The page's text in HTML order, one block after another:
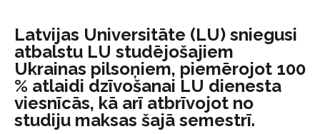
Latvijas Universitāte (LU) sniegusi
atbalstu LU studējošajiem
Ukrainas pilsoņiem, piemērojot 100
% atlaidi dzīvošanai LU dienesta
viesnīcās, kā arī atbrīvojot no
studiju maksas šajā semestrī.